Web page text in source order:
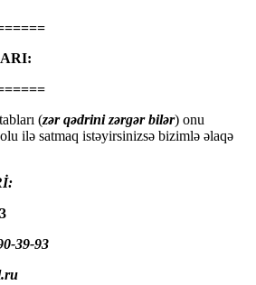
(zər qədrini zərgər bilər) onu
ilə satmaq istəyirsinizsə bizimlə əlaqə
39-93